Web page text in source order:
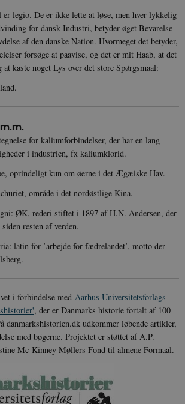
er legio. De er ikke lette at løse, men hver lykkelig
for dansk Industri, betyder øget Bevarelse
af den danske Nation. Hvormeget det betyder,
forsøge at paavise, og det er mit Haab, at det
kaste noget Lys over det store Spørgsmaal:
for kaliumforbindelser, der har en lang
i industrien, fx kaliumklorid.
oprindeligt kun om øerne i det Ægæiske Hav.
område i det nordøstlige Kina.
ØK, rederi stiftet i 1897 af H.N. Andersen, der
resten af verden.
latin for ’arbejde for fædrelandet’, motto der
i forbindelse med Aarhus Universitetsforlags
, der er Danmarks historie fortalt af 100
danmarkshistorien.dk udkommer løbende artikler,
med bøgerne. Projektet er støttet af A.P.
Mc-Kinney Møllers Fond til almene Formaal.